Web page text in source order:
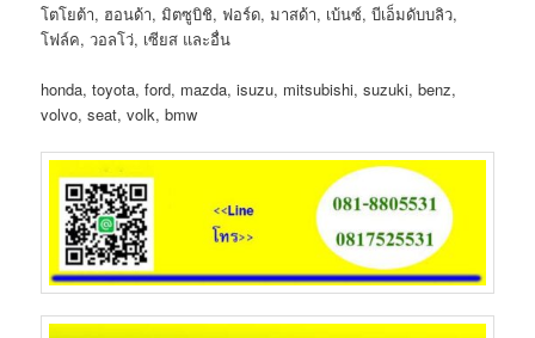
โตโยต้า, ฮอนด้า, มิตซูบิชิ, ฟอร์ด, มาสด้า, เบ้นซ์, บีเอ็มดับบลิว,
โฟล์ค, วอลโว่, เซียส และอื่น
honda, toyota, ford, mazda, isuzu, mitsubishi, suzuki, benz,
volvo, seat, volk, bmw